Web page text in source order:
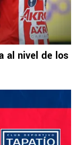
al nivel de los